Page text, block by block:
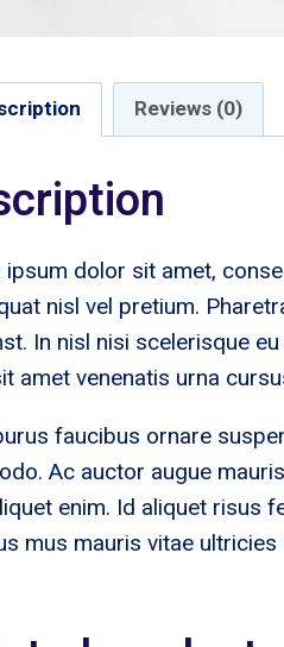
Reviews (0)
ipsum dolor sit amet,
nisl vel pretium.
In nisl nisi scelerisque
amet venenatis urna
faucibus ornare
Ac auctor augue
enim. Id aliquet risus
mus mauris vitae